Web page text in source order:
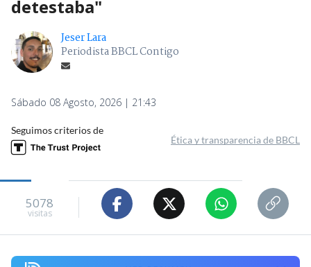
detestaba"
Jeser Lara
Periodista BBCL Contigo
Sábado 08 Agosto, 2026 | 21:43
Seguimos criterios de
Ética y transparencia de BBCL
5078
visitas